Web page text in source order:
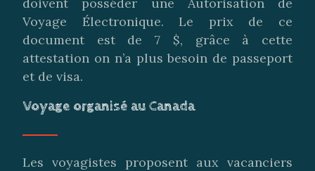
Voyage Électronique. Le prix de ce
document est de 7 $, grâce à cette
attestation on n’a plus besoin de passeport
et de visa.
Voyage organisé au Canada
Les voyagistes proposent aux vacanciers